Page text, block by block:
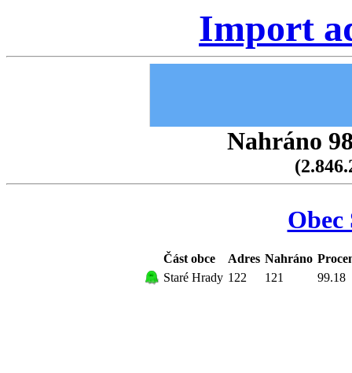
Import
Nahráno
Část obce Adres Nahráno
Staré Hrady 122 121 99.18